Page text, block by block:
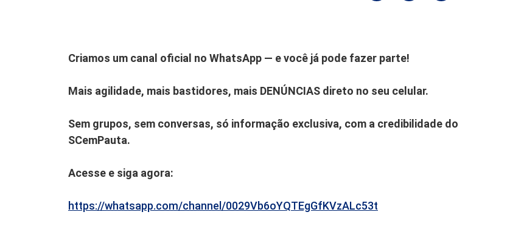
Criamos um canal oficial no WhatsApp — e você já pode fazer parte!
Mais agilidade, mais bastidores, mais DENÚNCIAS direto no seu celular.
Sem grupos, sem conversas, só informação exclusiva, com a credibilidade do
SCemPauta.
Acesse e siga agora:
https://whatsapp.com/channel/0029Vb6oYQTEgGfKVzALc53t